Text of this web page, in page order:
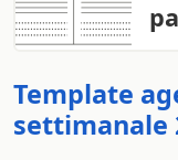
Template
settimanale